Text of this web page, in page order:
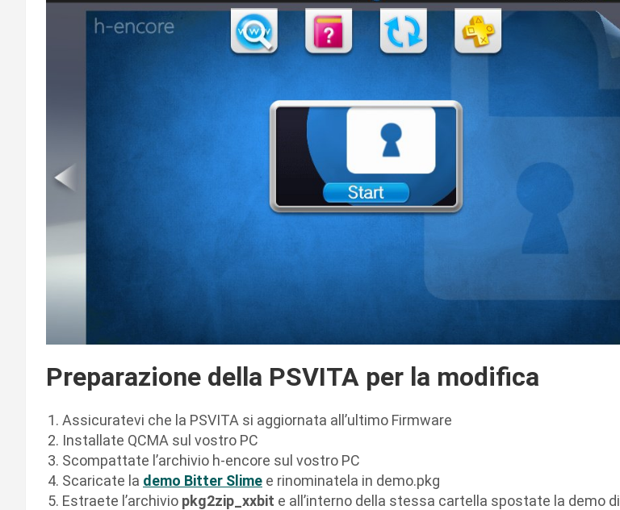
Preparazione della PSVITA per la modifica
Assicuratevi che la PSVITA si aggiornata all’ultimo Firmware
Installate QCMA sul vostro PC
Scompattate l’archivio h-encore sul vostro PC
Scaricate la demo Bitter Slime e rinominatela in demo.pkg
Estraete l’archivio pkg2zip_ xxbit e all’interno della stessa cartella spostate la demo di